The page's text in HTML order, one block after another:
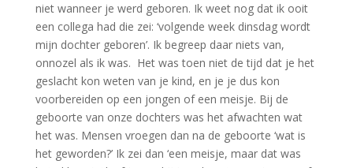
niet wanneer je werd geboren. Ik weet nog dat ik ooit
een collega had die zei: ‘volgende week dinsdag wordt
mijn dochter geboren’. Ik begreep daar niets van,
onnozel als ik was. Het was toen niet de tijd dat je het
geslacht kon weten van je kind, en je je dus kon
voorbereiden op een jongen of een meisje. Bij de
geboorte van onze dochters was het afwachten wat
het was. Mensen vroegen dan na de geboorte ‘wat is
het geworden?’ Ik zei dan ‘een meisje, maar dat was